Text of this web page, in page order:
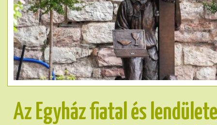
Az Egyház fiatal és